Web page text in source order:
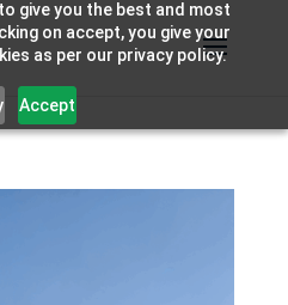
give you the best and most
on accept, you give your
as per our privacy policy.
Accept